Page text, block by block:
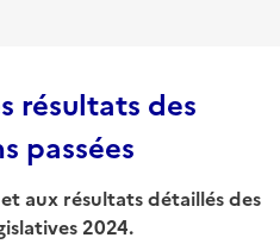
résultats des
passées
aux résultats détaillés des
2024.